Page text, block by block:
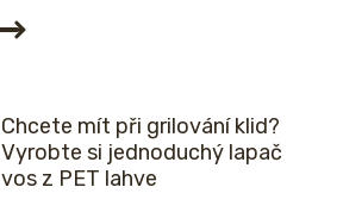
Chcete mít při grilování klid?
Vyrobte si jednoduchý lapač
vos z PET lahve